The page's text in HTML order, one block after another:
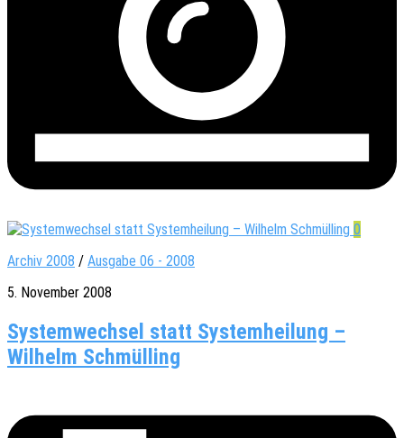
0
Archiv 2008 / Ausgabe 06 - 2008
5. November 2008
Systemwechsel statt Systemheilung –
Wilhelm Schmülling